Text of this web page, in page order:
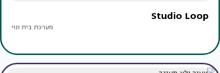
Studio Loop
מערכת בית ונוי